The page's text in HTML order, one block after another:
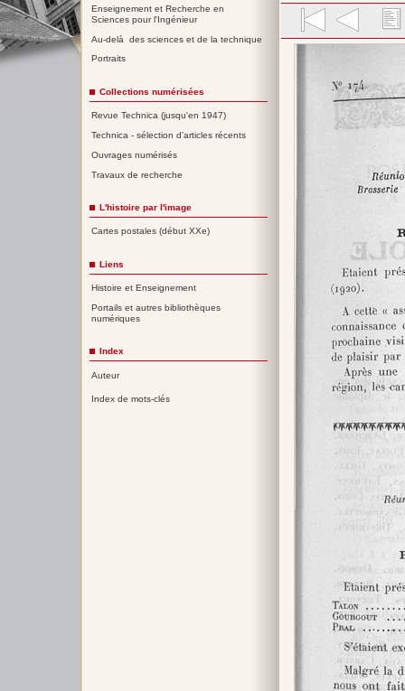
Enseignement et Recherche en
Sciences pour l'Ingénieur
Au-delà des sciences et de la technique
Portraits
Collections numérisées
Revue Technica (jusqu'en 1947)
Technica - sélection d'articles récents
Ouvrages numérisés
Travaux de recherche
L'histoire par l'image
Cartes postales (début XXe)
Liens
Histoire et Enseignement
Portails et autres bibliothèques
numériques
Index
Auteur
Index de mots-clés